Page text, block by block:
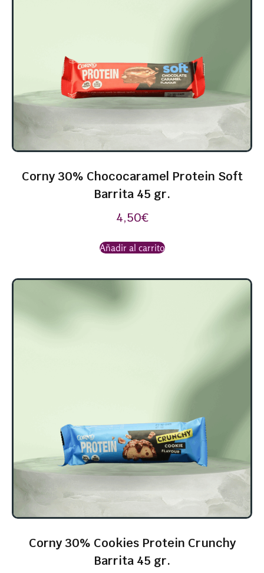
Corny 30% Chococaramel Protein Soft
Barrita 45 gr.
4,50€
Añadir al carrito
Corny 30% Cookies Protein Crunchy
Barrita 45 gr.